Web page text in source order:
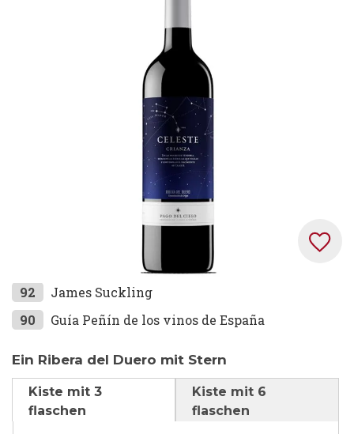
Zum
Anfang
der
springen
92
James Suckling
90
Guía Peñín de los vinos de España
Ein Ribera del Duero mit Stern
Kiste mit 3
flaschen
Kiste mit 6
flaschen